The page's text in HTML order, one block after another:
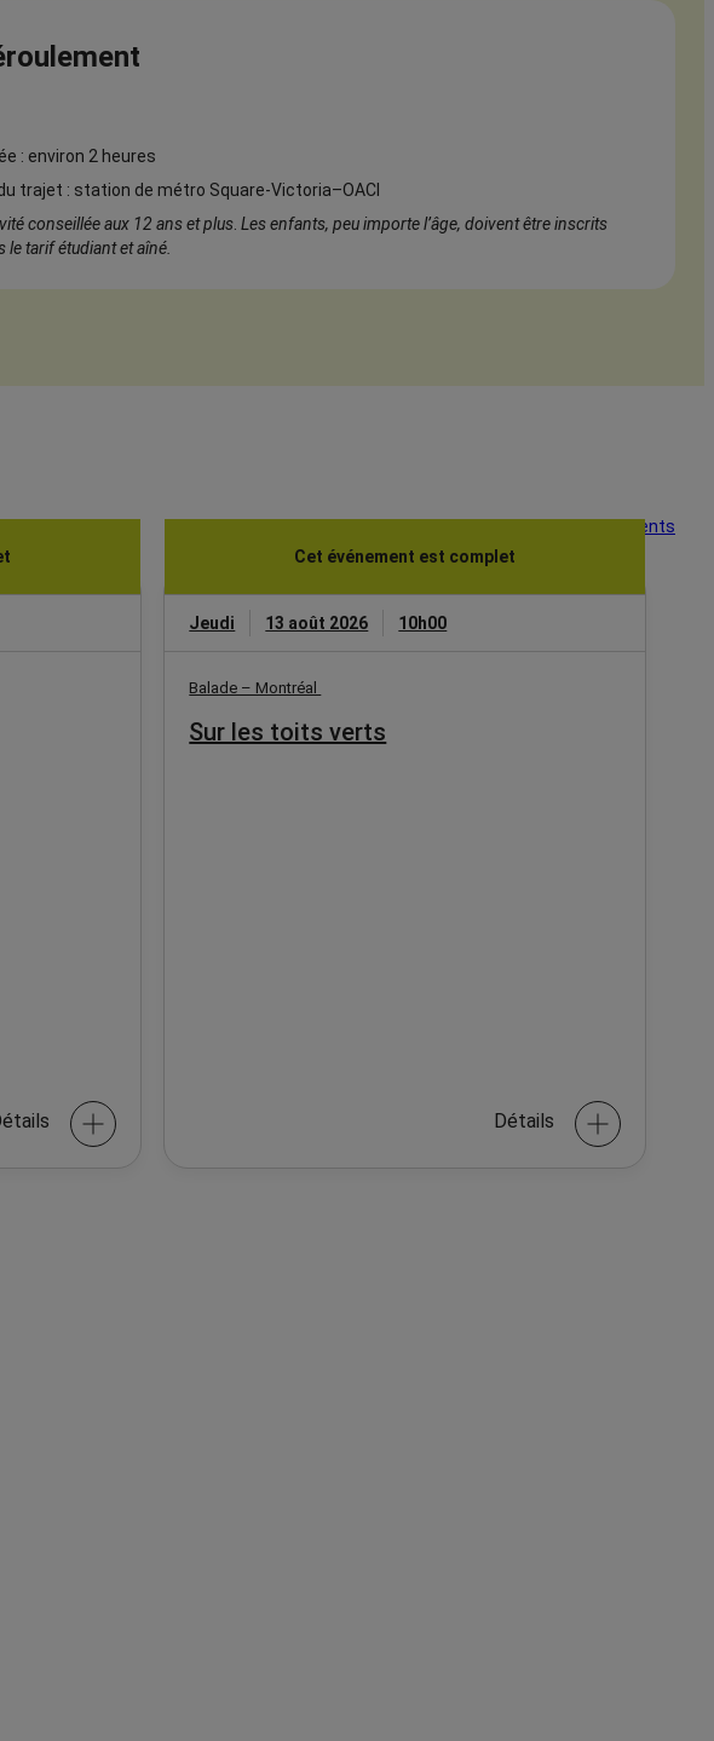
: environ 2 heures
trajet : station de métro Square-Victoria–OACI
conseillée aux 12 ans et plus. Les enfants, peu importe l’âge, doivent être inscrits
le tarif étudiant et aîné.
Voir tous les événements
Cet événement est complet
Jeudi 13 août 2026 10h00
Balade – Montréal
Sur les toits verts
Détails